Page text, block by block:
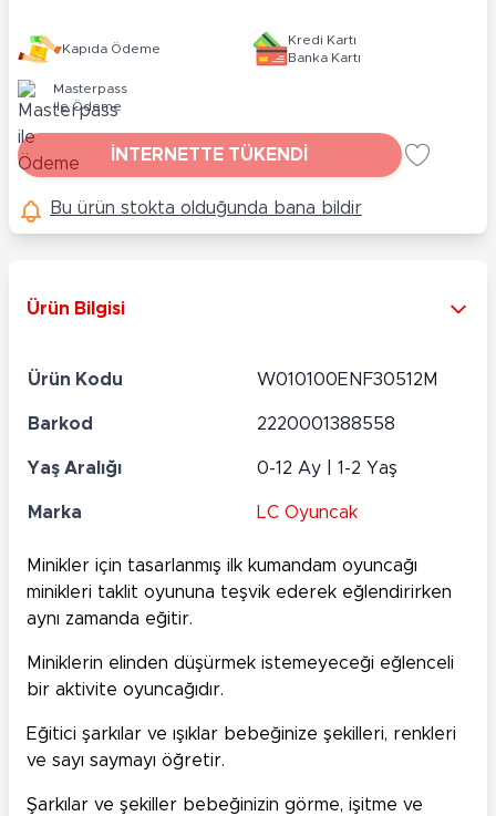
Kapıda Ödeme
Kredi Kartı
Banka Kartı
Masterpass
ile Ödeme
İNTERNETTE TÜKENDİ
Bu ürün stokta olduğunda bana bildir
Ürün Bilgisi
Ürün Kodu W010100ENF30512M
Barkod 2220001388558
Yaş Aralığı 0-12 Ay | 1-2 Yaş
Marka LC Oyuncak
Minikler için tasarlanmış ilk kumandam oyuncağı
minikleri taklit oyununa teşvik ederek eğlendirirken
aynı zamanda eğitir.
Miniklerin elinden düşürmek istemeyeceği eğlenceli
bir aktivite oyuncağıdır.
Eğitici şarkılar ve ışıklar bebeğinize şekilleri, renkleri
ve sayı saymayı öğretir.
Şarkılar ve şekiller bebeğinizin görme, işitme ve